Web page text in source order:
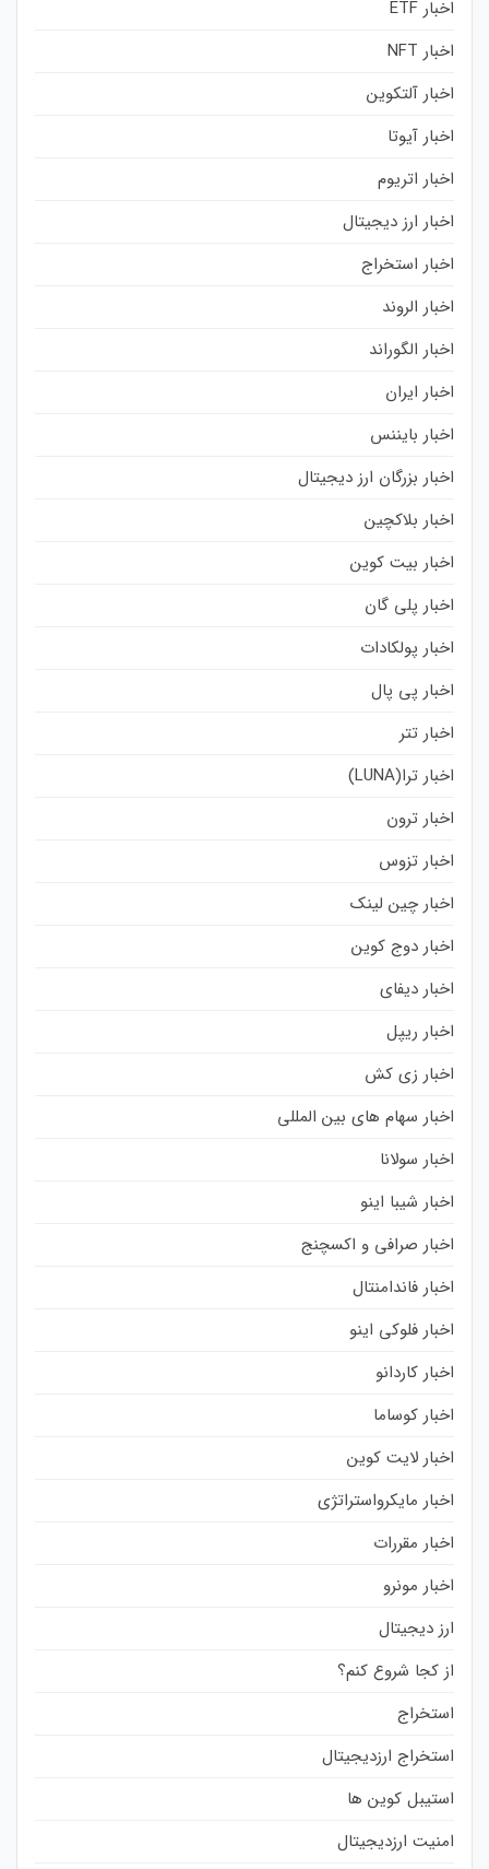
اخبار ETF
اخبار NFT
اخبار آلتکوین
اخبار آیوتا
اخبار اتریوم
اخبار ارز دیجیتال
اخبار استخراج
اخبار الروند
اخبار الگوراند
اخبار ایران
اخبار بایننس
اخبار بزرگان ارز دیجیتال
اخبار بلاکچین
اخبار بیت کوین
اخبار پلی گان
اخبار پولکادات
اخبار پی پال
اخبار تتر
اخبار ترا(LUNA)
اخبار ترون
اخبار تزوس
اخبار چین لینک
اخبار دوج کوین
اخبار دیفای
اخبار ریپل
اخبار زی کش
اخبار سهام های بین المللی
اخبار سولانا
اخبار شیبا اینو
اخبار صرافی و اکسچنج
اخبار فاندامنتال
اخبار فلوکی اینو
اخبار کاردانو
اخبار کوساما
اخبار لایت کوین
اخبار مایکرواستراتژی
اخبار مقررات
اخبار مونرو
ارز دیجیتال
از کجا شروع کنم؟
استخراج
استخراج ارزدیجیتال
استیبل کوین ها
امنیت ارزدیجیتال